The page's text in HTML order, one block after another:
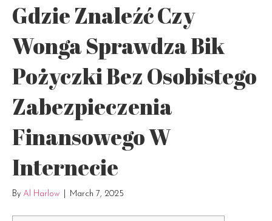
Gdzie Znaleźć Czy
Wonga Sprawdza Bik
Pożyczki Bez Osobistego
Zabezpieczenia
Finansowego W
Internecie
By Al Harlow March 7, 2025